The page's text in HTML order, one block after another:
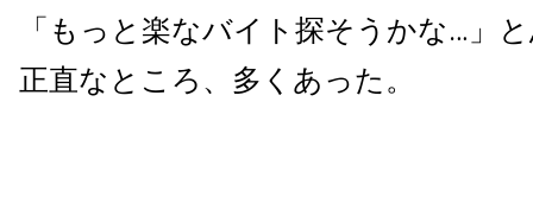
「もっと楽なバイト探そうかな…」
正直なところ、多くあった。